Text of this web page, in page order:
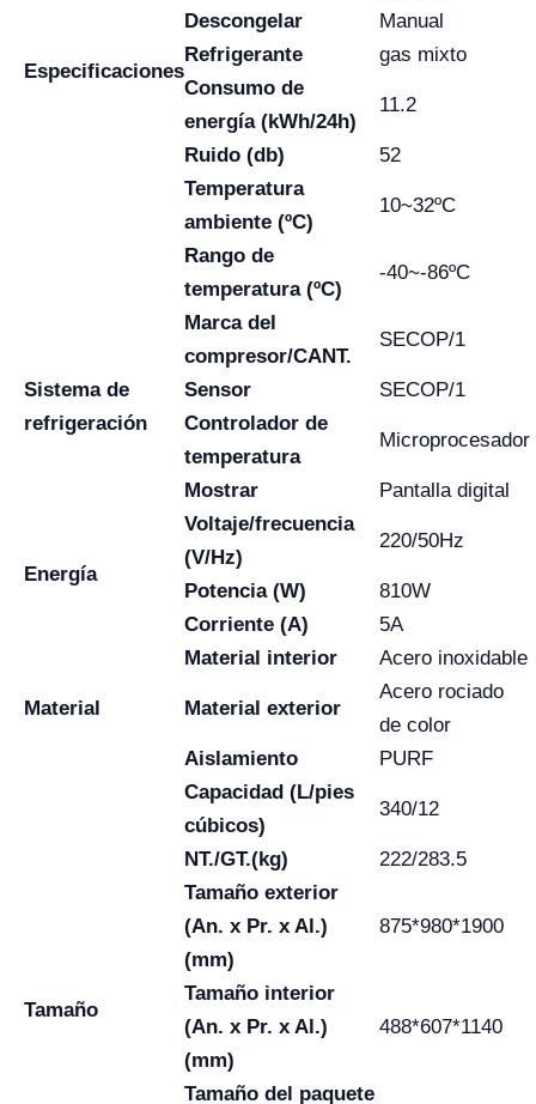
Especificaciones
Descongelar
Manual
Refrigerante
gas mixto
Consumo de
energía (kWh/24h)
11.2
Ruido (db)
52
Temperatura
ambiente (ºC)
10~32ºC
Rango de
temperatura (ºC)
-40~-86ºC
Sistema de
refrigeración
Marca del
compresor/CANT.
SECOP/1
Sensor
SECOP/1
Controlador de
temperatura
Microprocesador
Mostrar Pantalla digital
Energía
Voltaje/frecuencia
(V/Hz)
220/50Hz
Potencia (W)
810W
Corriente (A)
5A
Material
Material interior Acero inoxidable
Material exterior
Acero rociado
de color
Aislamiento
PURF
Tamaño
Capacidad (L/pies
cúbicos)
340/12
NT./GT.(kg)
222/283.5
Tamaño exterior
(An. x Pr. x Al.)
(mm)
875*980*1900
Tamaño interior
(An. x Pr. x Al.)
(mm)
488*607*1140
Tamaño del paquete